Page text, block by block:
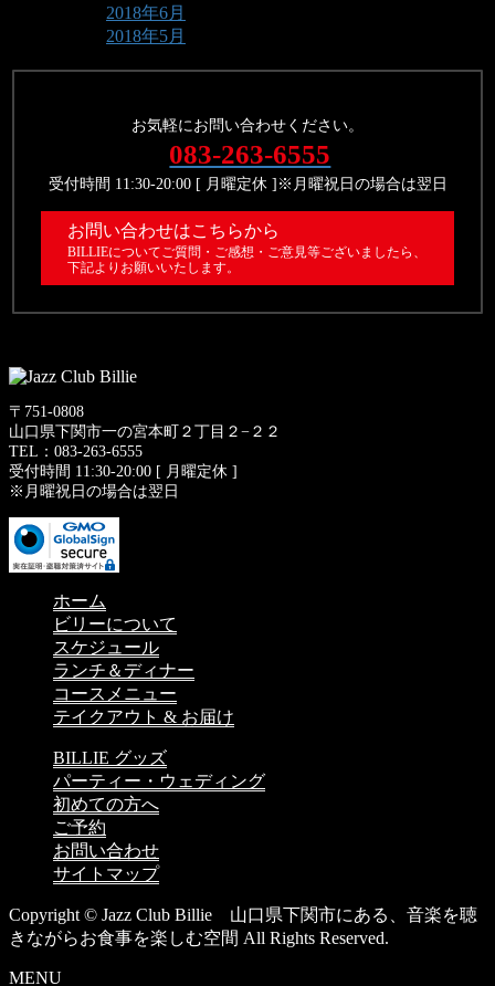
2018年6月
2018年5月
お気軽にお問い合わせください。
083-263-6555
受付時間 11:30-20:00 [ 月曜定休 ]※月曜祝日の場合は翌日
お問い合わせはこちらから
BILLIEについてご質問・ご感想・ご意見等ございましたら、
下記よりお願いいたします。
〒751-0808
山口県下関市一の宮本町２丁目２−２２
TEL：083-263-6555
受付時間 11:30-20:00 [ 月曜定休 ]
※月曜祝日の場合は翌日
ホーム
ビリーについて
スケジュール
ランチ＆ディナー
コースメニュー
テイクアウト & お届け
BILLIE グッズ
パーティー・ウェディング
初めての方へ
ご予約
お問い合わせ
サイトマップ
Copyright © Jazz Club Billie 山口県下関市にある、音楽を聴
きながらお食事を楽しむ空間 All Rights Reserved.
MENU